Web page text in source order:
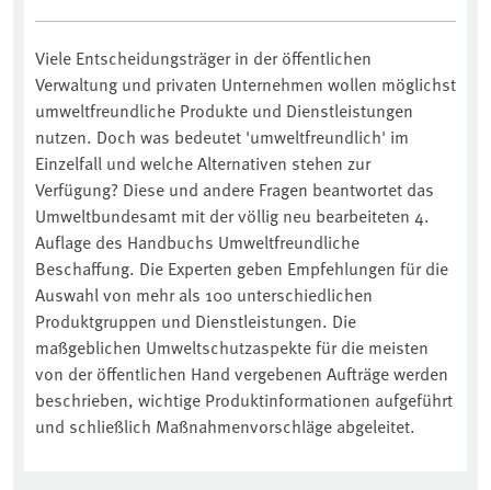
Viele Entscheidungsträger in der öffentlichen
Verwaltung und privaten Unternehmen wollen möglichst
umweltfreundliche Produkte und Dienstleistungen
nutzen. Doch was bedeutet 'umweltfreundlich' im
Einzelfall und welche Alternativen stehen zur
Verfügung? Diese und andere Fragen beantwortet das
Umweltbundesamt mit der völlig neu bearbeiteten 4.
Auflage des Handbuchs Umweltfreundliche
Beschaffung. Die Experten geben Empfehlungen für die
Auswahl von mehr als 100 unterschiedlichen
Produktgruppen und Dienstleistungen. Die
maßgeblichen Umweltschutzaspekte für die meisten
von der öffentlichen Hand vergebenen Aufträge werden
beschrieben, wichtige Produktinformationen aufgeführt
und schließlich Maßnahmenvorschläge abgeleitet.